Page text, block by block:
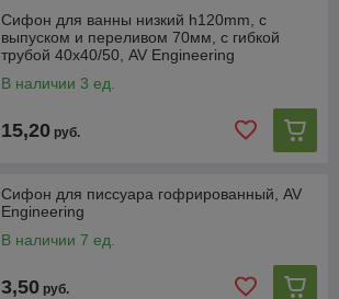
Сифон для ванны низкий h120mm, с
выпуском и переливом 70мм, с гибкой
трубой 40х40/50, AV Engineering
В наличии 3 ед.
15,20 руб.
Сифон для писсуара гофрированный, AV
Engineering
В наличии 7 ед.
3,50 руб.